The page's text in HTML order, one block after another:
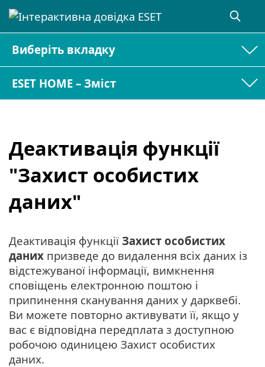
Виберіть вкладку
ESET HOME – Зміст
Деактивація функції
"Захист особистих
даних"
Деактивація функції Захист особистих
даних призведе до видалення всіх даних із
відстежуваної інформації, вимкнення
сповіщень електронною поштою і
припинення сканування даних у дарквебі.
Ви можете повторно активувати її, якщо у
вас є відповідна передплата з доступною
робочою одиницею Захист особистих
даних.